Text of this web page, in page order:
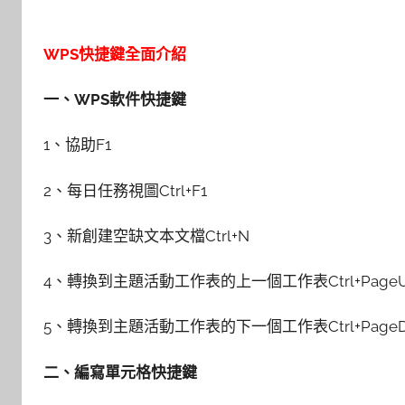
WPS快捷鍵全面介紹
一、WPS軟件快捷鍵
1、協助F1
2、每日任務視圖Ctrl+F1
3、新創建空缺文本文檔Ctrl+N
4、轉換到主題活動工作表的上一個工作表
5、轉換到主題活動工作表的下一個工作表
二、編寫單元格快捷鍵